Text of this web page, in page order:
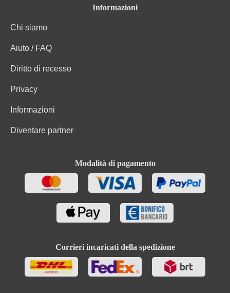
Informazioni
Chi siamo
Aiuto / FAQ
Diritto di recesso
Privacy
Informazioni
Diventare partner
Modalità di pagamento
Corrieri incaricati della spedizione